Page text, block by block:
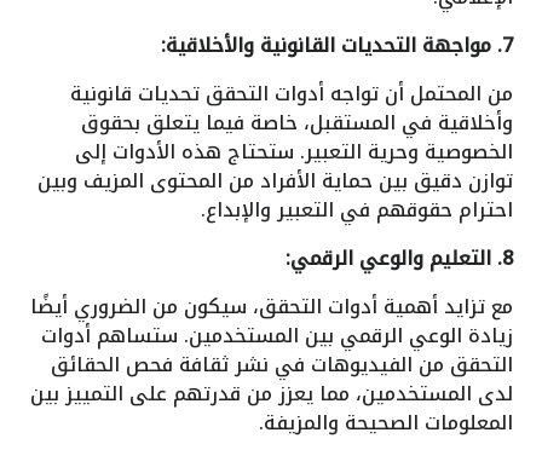
7. مواجهة التحديات القانونية والأخلاقية:
من المحتمل أن تواجه أدوات التحقق تحديات قانونية
وأخلاقية في المستقبل، خاصة فيما يتعلق بحقوق
الخصوصية وحرية التعبير. ستحتاج هذه الأدوات إلى
توازن دقيق بين حماية الأفراد من المحتوى المزيف وبين
احترام حقوقهم في التعبير والإبداع.
8. التعليم والوعي الرقمي:
مع تزايد أهمية أدوات التحقق، سيكون من الضروري أيضًا
زيادة الوعي الرقمي بين المستخدمين. ستساهم أدوات
التحقق من الفيديوهات في نشر ثقافة فحص الحقائق
لدى المستخدمين، مما يعزز من قدرتهم على التمييز بين
المعلومات الصحيحة والمزيفة.